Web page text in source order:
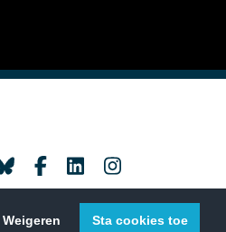
Weigeren Sta cookies toe